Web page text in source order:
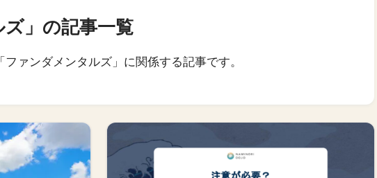
ズ」の記事一覧
ァンダメンタルズ」に関係する記事です。